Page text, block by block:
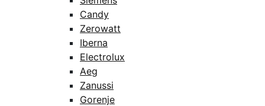
Candy
Zerowatt
Iberna
Electrolux
Aeg
Zanussi
Gorenje